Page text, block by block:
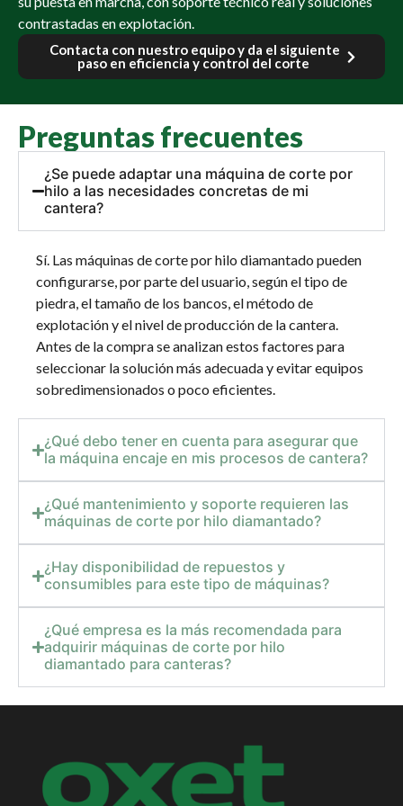
contrastadas en explotación.
Contacta con nuestro equipo y da el siguiente
paso en eficiencia y control del corte
Preguntas frecuentes
¿Se puede adaptar una máquina de corte por
hilo a las necesidades concretas de mi
cantera?
Sí. Las máquinas de corte por hilo diamantado pueden
configurarse, por parte del usuario, según el tipo de
piedra, el tamaño de los bancos, el método de
explotación y el nivel de producción de la cantera.
Antes de la compra se analizan estos factores para
seleccionar la solución más adecuada y evitar equipos
sobredimensionados o poco eficientes.
¿Qué debo tener en cuenta para asegurar que
la máquina encaje en mis procesos de cantera?
¿Qué mantenimiento y soporte requieren las
máquinas de corte por hilo diamantado?
¿Hay disponibilidad de repuestos y
consumibles para este tipo de máquinas?
¿Qué empresa es la más recomendada para
adquirir máquinas de corte por hilo
diamantado para canteras?